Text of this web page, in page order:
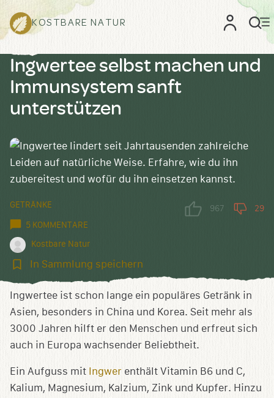
KOSTBARE NATUR
Ingwertee selbst machen und
Immunsystem sanft
unterstützen
GETRÄNKE
5 KOMMENTARE
Kostbare Natur
967 29
In
speichern
In Sammlung speichern
Ingwertee ist schon lange ein populäres Getränk in
Asien, besonders in China und Korea. Seit mehr als
3000 Jahren hilft er den Menschen und erfreut sich
auch in Europa wachsender Beliebtheit.
Ein Aufguss mit Ingwer enthält Vitamin B6 und C,
Kalium, Magnesium, Kalzium, Zink und Kupfer. Hinzu